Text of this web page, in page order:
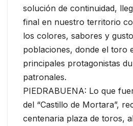
solución de continuidad,
final en nuestro territorio
los colores, sabores y
poblaciones, donde el toro
principales protagonistas
patronales.
PIEDRABUENA: Lo que
del “Castillo de Mortara”,
centenaria plaza de toros,